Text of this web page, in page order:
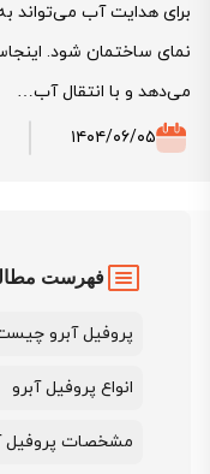
برای هدایت آب می‌تواند
نمای ساختمان شود.
می‌دهد و با انتقال آب…
۱۴۰۴/۰۶/۰۵
فهرست
پروفیل آبرو
انواع پروفیل آبرو
مشخصات پروفیل